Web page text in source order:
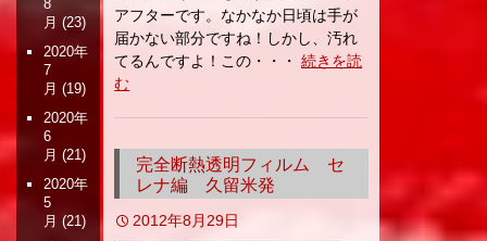
アフターです。なかなか日頃は手が
届かない部分ですね！しかし、汚れ
てるんですよ！この・・・続きを読
む
完全断熱透明フィルム セ
レナ編 久留米発
2012年8月29日
8
月 (23)
2020年
7
月 (19)
2020年
6
月 (21)
2020年
5
月 (21)